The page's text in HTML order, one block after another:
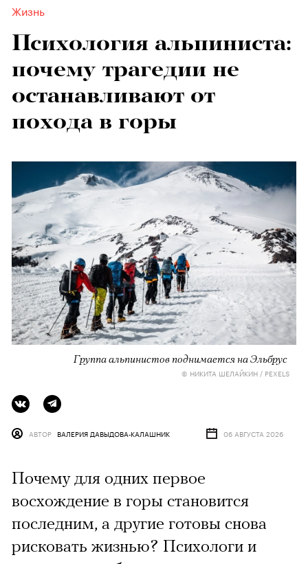
Жизнь
Психология альпиниста:
почему трагедии не
останавливают от
похода в горы
Группа альпинистов поднимается на Эльбрус
© НИКИТА ШЕЛАЙКИН / PEXELS
АВТОР ВАЛЕРИЯ ДАВЫДОВА-КАЛАШНИК 06 АВГУСТА 2026
Почему для одних первое
восхождение в горы становится
последним, а другие готовы снова
рисковать жизнью? Психологи и